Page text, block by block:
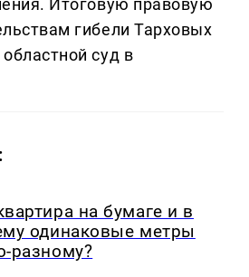
Итоговую правовую
гибели Тарховых
суд в
на бумаге и в
одинаковые метры
разному?